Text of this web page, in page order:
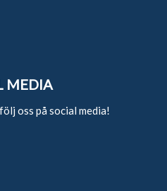
MEDIA
oss på social media!